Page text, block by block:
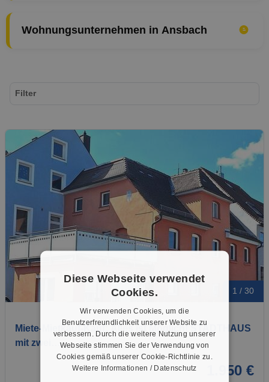
Wohnungsunternehmen in Ansbach
1 / 30
Miete-Mietkauf-Kauf: Alles ist Möglich! STADTHAUS
mit zwei…
1.950 €
Filter
Diese Webseite verwendet
Cookies.
Wir verwenden Cookies, um die
Benutzerfreundlichkeit unserer Website zu
verbessern. Durch die weitere Nutzung unserer
Webseite stimmen Sie der Verwendung von
Cookies gemäß unserer Cookie-Richtlinie zu.
Weitere Informationen / Datenschutz